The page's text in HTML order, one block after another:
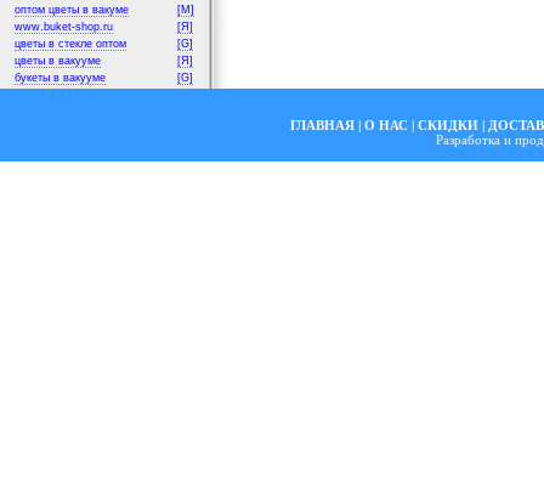
оптом цветы в вакуме
[M]
www.buket-shop.ru
[Я]
цветы в стекле оптом
[G]
цветы в вакууме
[Я]
букеты в вакууме
[G]
ГЛАВНАЯ | О НАС | СКИДКИ |
Разработка и